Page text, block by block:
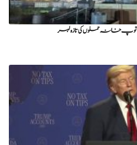
توپ خانہ حملوں کی تازہ لہر